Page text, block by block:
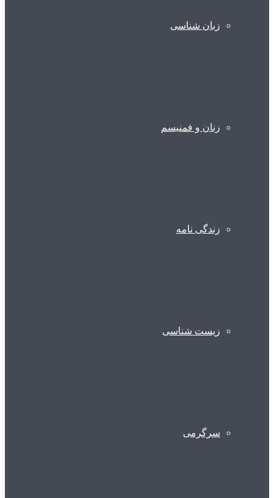
زبان شناسی
زنان و فمنیسم
زندگی نامه
زیست شناسی
سرگرمی